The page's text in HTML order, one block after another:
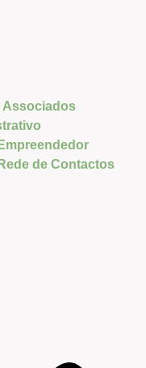
Associados
de Contactos